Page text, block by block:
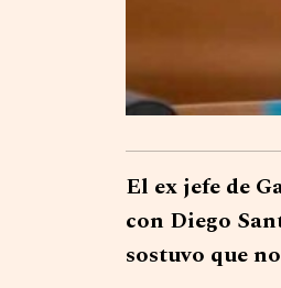
El ex jefe de
con Diego
sostuvo que